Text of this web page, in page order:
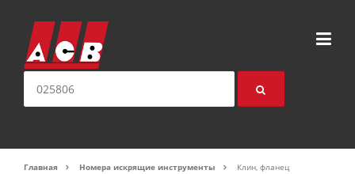
Главная Номера искрящие инструменты
Клин, фланец